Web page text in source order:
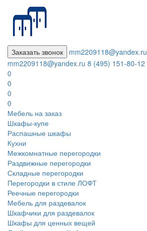
Заказать звонок
mm2209118@yandex.ru
mm2209118@yandex.ru 8 (495) 151-80-12
0
0
0
0
Мебель на заказ
Шкафы-купе
Распашные шкафы
Кухни
Межкомнатные перегородки
Раздвижные перегородки
Складные перегородки
Перегородки в стиле ЛОФТ
Реечные перегородки
Мебель для раздевалок
Шкафчики для раздевалок
Шкафы для ценных вещей